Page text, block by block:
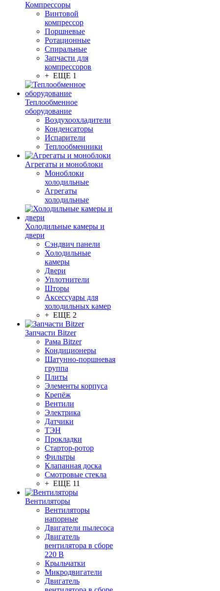
Компрессоры
Винтовой
компрессор
Поршневые
Ротационные
Спиральные
Запчасти для
компрессоров
+ ЕЩЕ 1
Теплообменное
оборудование
Воздухоохладители
Конденсаторы
Испарители
Теплообменники
Агрегаты и моноблоки
Моноблоки
холодильные
Агрегаты
холодильные
Холодильные камеры и
двери
Сэндвич панели
Холодильные
камеры
Двери
Уплотнители
Шторы
Аксессуары для
холодильных камер
+ ЕЩЕ 2
Запчасти Bitzer
Рама Bitzer
Кондиционеры
Шатунно-поршневая
группа
Плиты
Элементы корпуса
Крепёж
Вентили
Электрика
Датчики
ТЭН
Прокладки
Стартор-ротор
Фильтры
Клапанная доска
Смотровые стекла
+ ЕЩЕ 11
Вентиляторы
Вентиляторы
напорные
Двигатели пылесоса
Двигатель
вентилятора в сборе
220 В
Крыльчатки
Микродвигатели
Двигатель